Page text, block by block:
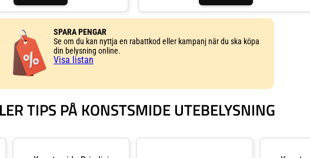
SPARA PENGAR
Se om du kan nyttja en rabattkod eller kampanj när du ska köpa
din belysning online.
Visa listan
TIPS PÅ KONSTSMIDE UTEBELYSNING